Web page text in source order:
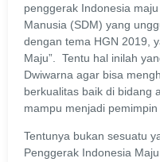
penggerak Indonesia
Manusia (SDM) yang
dengan tema HGN 2019,
Maju”. Tentu hal inilah
Dwiwarna agar bisa
berkualitas baik di bidang
mampu menjadi
Tentunya bukan sesuatu
Penggerak Indonesia